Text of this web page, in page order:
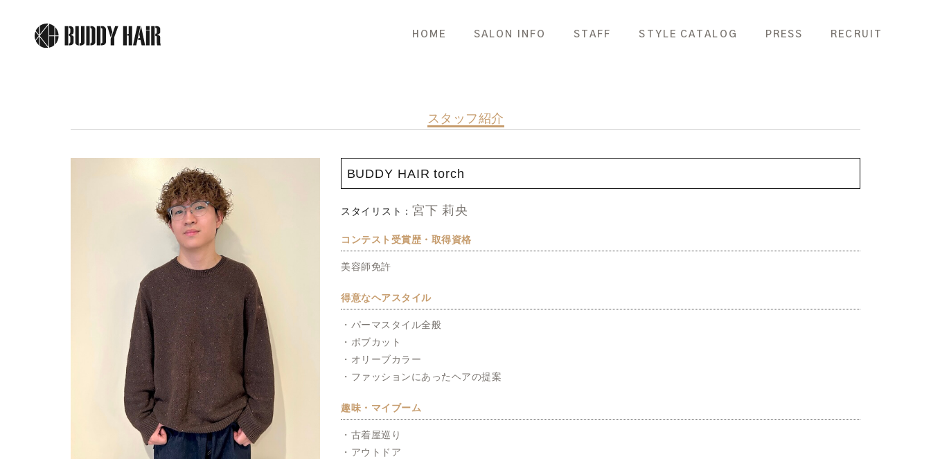
HOME SALON INFO STAFF STYLE CATALOG PRESS RECRUIT
スタッフ紹介
BUDDY HAIR torch
スタイリスト： 宮下 莉央
コンテスト受賞歴・取得資格
美容師免許
得意なヘアスタイル
・パーマスタイル全般
・ボブカット
・オリーブカラー
・ファッションにあったヘアの提案
趣味・マイブーム
・古着屋巡り
・アウトドア